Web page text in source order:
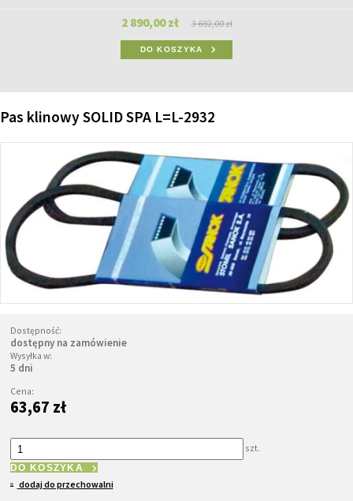
2 890,00 zł 3 692,00 zł
DO KOSZYKA
Pas klinowy SOLID SPA L=L-2932
Dostępność:
dostępny na zamówienie
Wysyłka w:
5 dni
Cena:
63,67 zł
szt.
DO KOSZYKA
dodaj do przechowalni